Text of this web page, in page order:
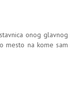
onog glavnog
mesto na kome sam